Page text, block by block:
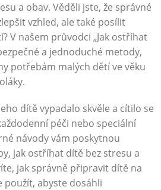
a obav. Věděli jste, že správné
vzhled, ale také posílit
V našem průvodci „Jak ostříhat
a jednoduché metody,
potřebám malých dětí ve věku
dítě vypadalo skvěle a cítilo se
péči nebo speciální
návody vám poskytnou
jak ostříhat dítě bez stresu a
jak správně připravit dítě na
použít, abyste dosáhli